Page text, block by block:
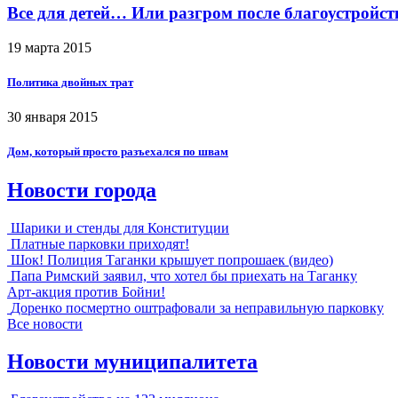
Все для детей… Или разгром после
19 марта 2015
Политика двойных трат
30 января 2015
Дом, который просто разъехался по швам
Новости города
Шарики и стенды для Конституции
Платные парковки приходят!
Шок! Полиция Таганки крышует попрошаек (видео)
Папа Римский заявил, что хотел бы приехать на Таганку
Арт-акция против Бойни!
Доренко посмертно оштрафовали за неправильную парковку
Все новости
Новости муниципалитета